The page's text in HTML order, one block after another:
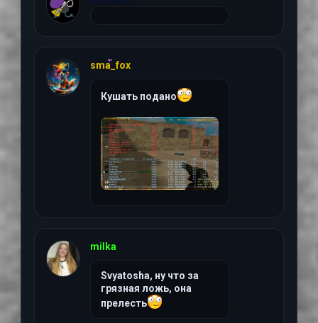
sma_fox
Кушать подано
milka
Svyatosha, ну что за
грязная ложь, она
прелесть